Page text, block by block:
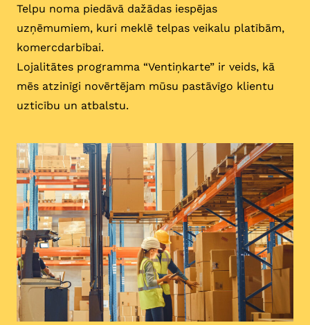
Telpu noma piedāvā dažādas iespējas
uzņēmumiem, kuri meklē telpas veikalu platībām,
komercdarbībai.
Lojalitātes programma “Ventiņkarte” ir veids, kā
mēs atzinīgi novērtējam mūsu pastāvīgo klientu
uzticību un atbalstu.